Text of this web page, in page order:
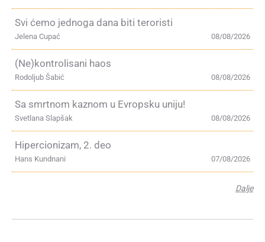
Svi ćemo jednoga dana biti teroristi
08/08/2026
Jelena Cupać
(Ne)kontrolisani haos
08/08/2026
Rodoljub Šabić
Sa smrtnom kaznom u Evropsku uniju!
08/08/2026
Svetlana Slapšak
Hipercionizam, 2. deo
07/08/2026
Hans Kundnani
Dalje